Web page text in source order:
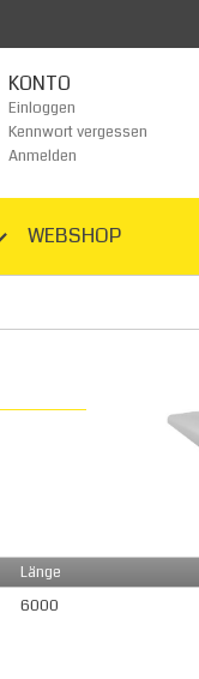
KONTO
Einloggen
Kennwort vergessen
Anmelden
WEBSHOP
Länge
6000